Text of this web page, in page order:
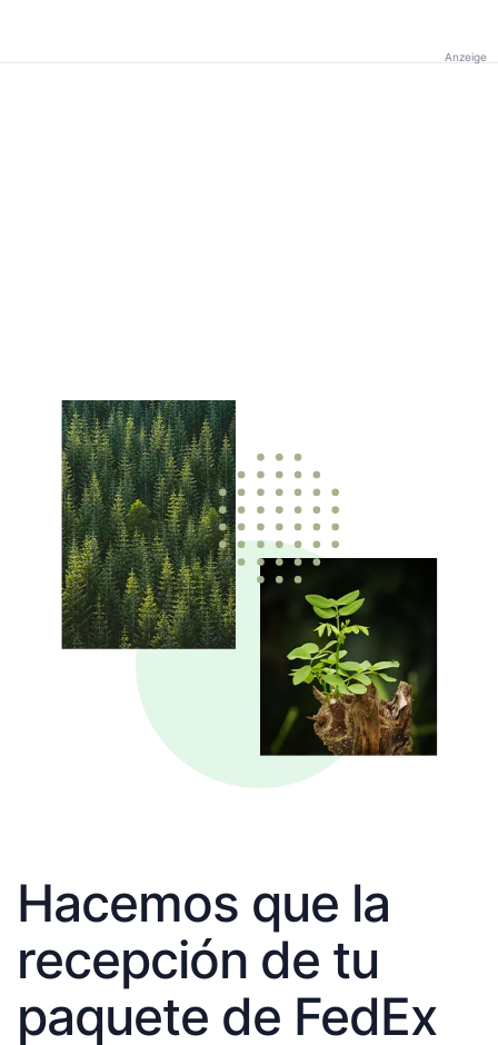
Anzeige
Hacemos que la
recepción de tu
paquete de FedEx